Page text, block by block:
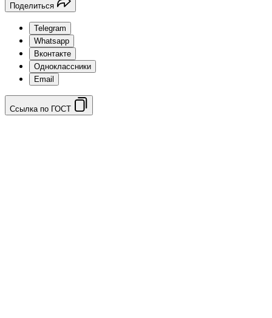
Поделиться
Telegram
Whatsapp
Вконтакте
Одноклассники
Email
Ссылка по ГОСТ